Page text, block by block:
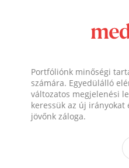
Portfóliónk minőségi
számára. Egyedülálló
változatos megjelenési
keressük az új irányokat
jövőnk záloga.